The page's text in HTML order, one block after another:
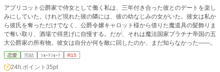
で出すべきか否か微妙なので棚上げしてたのとか自サイトの方に上げるべきかど
うか悩んでたのとか大昔のとかを放出中です。見直しもあまり出来ないのでいつ
も以上に誤字脱字等も多いです。ご了承下さい。 URL of this novel:https://www.
alphapolis.co.jp/novel/628331665/99334241
アプリコット公爵家で侍女として働く私は、三年付き合った彼とのデートを楽し
みにしていた。けれど現れた彼の隣には、彼の幼なじみの女がいた。彼女は私か
ら彼氏を奪っただけでなく、公爵令嬢キャロット様から借りた魔道具の髪飾りま
で奪い取り、酒場で得意げに自慢する。だが、それは魔法国家プラチナ帝国の五
大公爵家の所有物。彼女は自分が何を敵に回したのか、まだ知らなかった――。
恋愛 完結 ｼｮｰﾄｼｮｰﾄ R15
24h.ポイント 35pt